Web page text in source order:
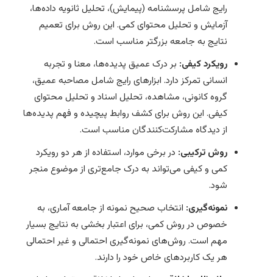
رایج شامل پرسشنامه (پیمایش)، تحلیل ثانویه داده‌ها،
آزمایش و تحلیل محتوای کمی. این روش برای تعمیم
نتایج به جامعه بزرگتر مناسب است.
رویکرد کیفی: بر درک عمیق پدیده‌ها، معنا و تجربه
انسانی تمرکز دارد. ابزارهای رایج شامل مصاحبه عمیق،
گروه کانونی، مشاهده، تحلیل اسناد و تحلیل محتوای
کیفی. این روش برای کشف روابط پیچیده و فهم پدیده‌ها
از دیدگاه مشارکت‌کنندگان مناسب است.
روش ترکیبی: در برخی موارد، استفاده از هر دو رویکرد
کمی و کیفی می‌تواند به درک جامع‌تری از موضوع منجر
شود.
نمونه‌گیری: انتخاب صحیح نمونه از جامعه آماری، به
خصوص در روش کمی، برای اعتبار بخشی به نتایج بسیار
مهم است. روش‌های نمونه‌گیری احتمالی و غیر احتمالی
هر یک کاربردهای خاص خود را دارند.